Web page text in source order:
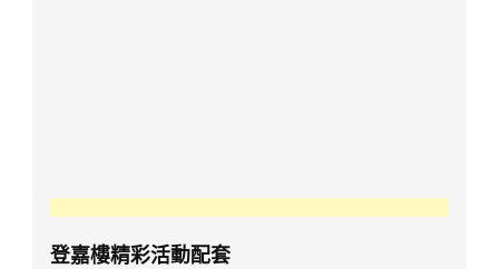
登嘉樓精彩活動配套